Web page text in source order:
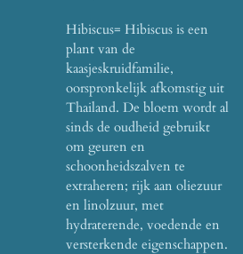
Hibiscus= Hibiscus is een
plant van de
kaasjeskruidfamilie,
oorspronkelijk afkomstig uit
Thailand. De bloem wordt al
sinds de oudheid gebruikt
om geuren en
schoonheidszalven te
extraheren; rijk aan oliezuur
en linolzuur, met
hydraterende, voedende en
versterkende eigenschappen.